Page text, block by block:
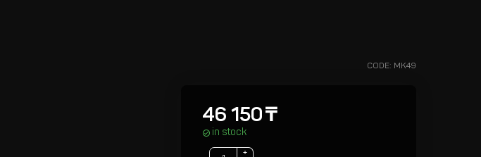
CODE: MK49
46 150₸
in stock
+